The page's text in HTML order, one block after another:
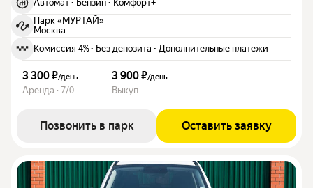
Автомат · Бензин · Комфорт+
Парк «МУРТАЙ»
Москва
Комиссия 4%· Без депозита · Дополнительные платежи
3 300 ₽/день
Аренда · 7/0
3 900 ₽/день
Выкуп
Позвонить в парк Оставить заявку